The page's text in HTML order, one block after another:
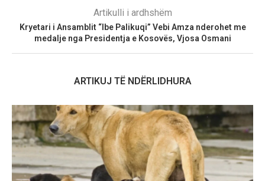
Artikulli i ardhshëm
Kryetari i Ansamblit “Ibe Palikuqi” Vebi Amza nderohet me
medalje nga Presidentja e Kosovës, Vjosa Osmani
ARTIKUJ TË NDËRLIDHURA